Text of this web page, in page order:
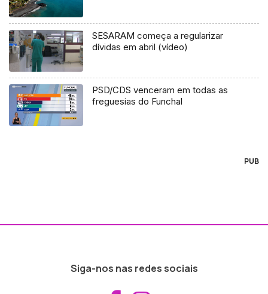
SESARAM começa a regularizar
dívidas em abril (vídeo)
PSD/CDS venceram em todas as
freguesias do Funchal
PUB
Siga-nos nas redes sociais